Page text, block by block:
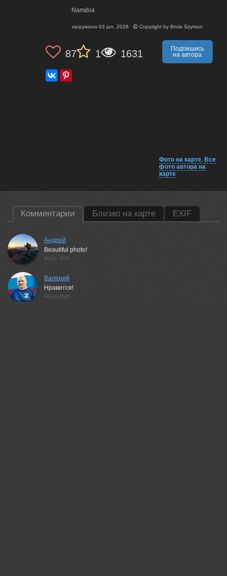
Namibia
загружено 03 jun, 2026 Copyright by Brola Szymon
87 1 1631
Подпишись
на автора
Фото на карте, Все
фото автора на
карте
Комментарии Близко на карте EXIF
Андрей
Beautiful photo!
04 jun, 2026
Валерий
Нравится!
04 jun, 2026